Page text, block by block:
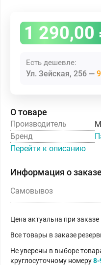
1 290,00
Есть дешевле:
Ул. Зейская, 256
О товаре
Производитель
Бренд
Перейти к описанию
Информация о заказе
Самовывоз
Цена актуальна при заказе
Все товары в заказе
Не уверены в выборе
круглосуточному номеру8-